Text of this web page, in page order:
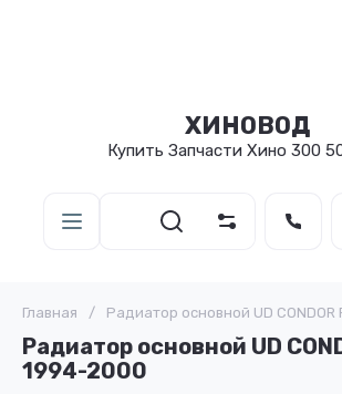
ХИНОВОД
Купить Запчасти Хино 300
Главная / Радиатор основной UD CONDOR
Радиатор основной UD
1994-2000